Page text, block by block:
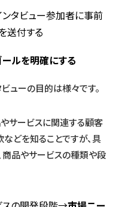
ンタビュー参加者に事前
送付する
ルを明確にする
ューの目的は様々です。
サービスに関連する顧客
どを知ることですが、具
商品やサービスの種類や段